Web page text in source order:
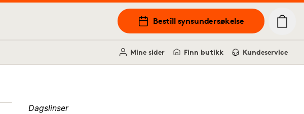
Bestill synsundersøkelse
Mine sider Finn butikk Kundeservice
Dagslinser